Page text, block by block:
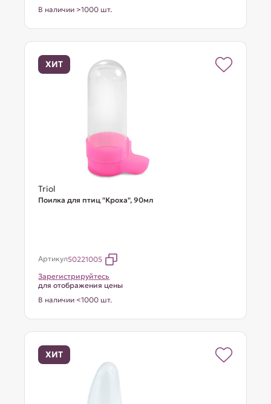
В наличии >1000 шт.
ХИТ
Triol
Поилка для птиц "Кроха", 90мл
Артикул50221005
Зарегистрируйтесь
для отображения цены
В наличии <1000 шт.
ХИТ